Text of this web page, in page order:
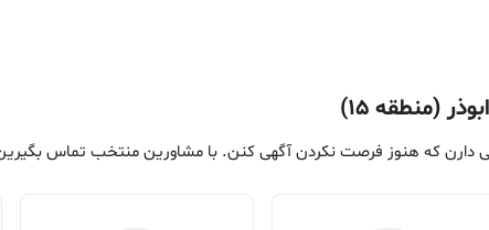
(منطقه 15)